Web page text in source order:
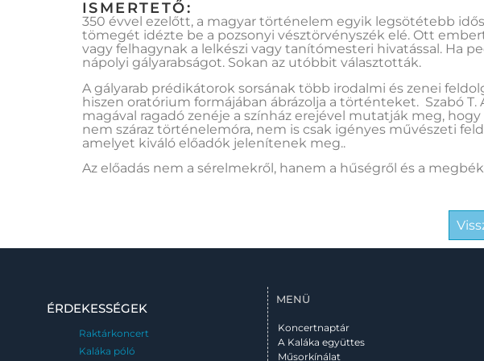
ISMERTETŐ:
350 évvel ezelőtt, a magyar történelem egyik legsötétebb
tömegét idézte be a pozsonyi vésztörvényszék elé. Ott
vagy felhagynak a lelkészi vagy tanítómesteri hivatással. Ha
nápolyi gályarabságot. Sokan az utóbbit választották.
A gályarab prédikátorok sorsának több irodalmi és zenei
hiszen oratórium formájában ábrázolja a történteket. Szabó
magával ragadó zenéje a színház erejével mutatják meg,
nem száraz történelemóra, nem is csak igényes művészeti
amelyet kiváló előadók jelenítenek meg..
Az előadás nem a sérelmekről, hanem a hűségről és a
ÉRDEKESSÉGEK
Raktárkoncert
Kaláka póló
MENÜ
Koncertnaptár
A Kaláka együttes
Műsorkínálat